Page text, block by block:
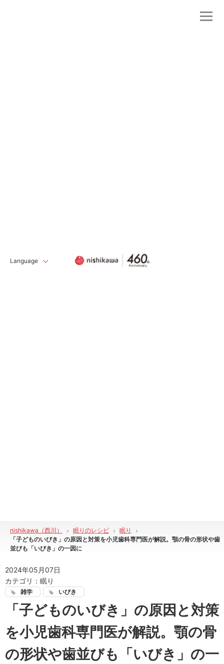
Language
nishikawa（西川） 眠りのレシピ
眠り
「子どものいびき」の原因と対策を小児歯科専門医が解説。顎の骨の形状や歯
並びも「いびき」の一因に
2024年05月07日
カテゴリ： 眠り
雑学 いびき
「子どものいびき」の原因と対策
を小児歯科専門医が解説。顎の骨
の形状や歯並びも「いびき」の一